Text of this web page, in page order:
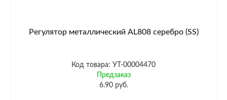
Регулятор металлический AL808 серебро (SS)
Код товара: УТ-00004470
Предзаказ
6.90 руб.